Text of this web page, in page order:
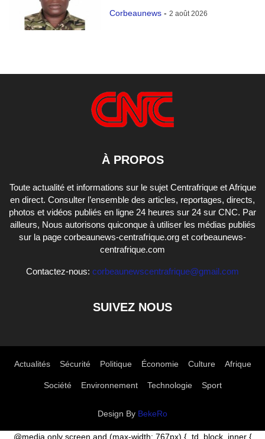
Corbeaunews - 2 août 2026
À PROPOS
Toute actualité et informations sur le sujet Centrafrique et Afrique
en direct. Consulter l’ensemble des articles, reportages, directs,
photos et vidéos publiés en ligne 24 heures sur 24 sur CNC. Par
ailleurs, Nous autorisons quiconque à utiliser les médias publiés
sur la page corbeaunews-centrafrique.org et corbeaunews-
centrafrique.com
Contactez-nous: corbeaunewscentrafrique@gmail.com
SUIVEZ NOUS
Actualités Sécurité Politique Économie Culture Afrique
Société Environnement Technologie Sport
Design By BekeRo
@media only screen and (max-width: 767px) { .td_block_inner {